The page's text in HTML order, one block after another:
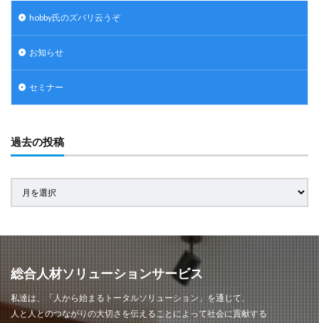
hobby氏のズバリ云うぞ
お知らせ
セミナー
過去の投稿
総合人材ソリューションサービス
私達は、「人から始まるトータルソリューション」を通じて、
人と人とのつながりの大切さを伝えることによって社会に貢献する